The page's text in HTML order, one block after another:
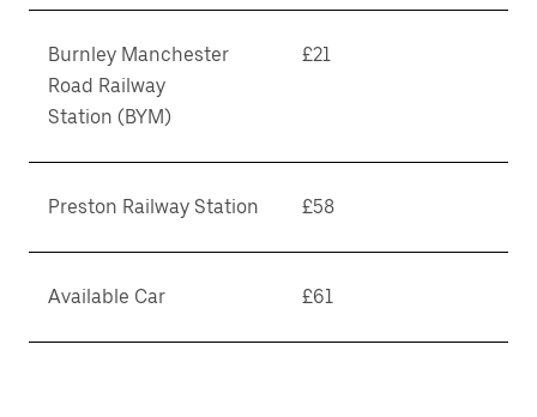
Burnley Manchester
Road Railway
Station (BYM)
£21
Preston Railway Station £58
Available Car £61